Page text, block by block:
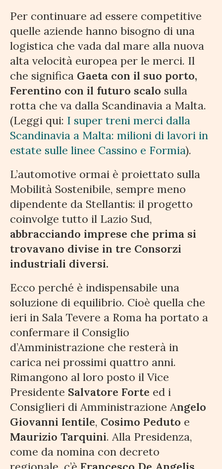
Per continuare ad essere competitive
quelle aziende hanno bisogno di una
logistica che vada dal mare alla nuova
alta velocità europea per le merci. Il
che significa Gaeta con il suo porto,
Ferentino con il futuro scalo sulla
rotta che va dalla Scandinavia a Malta.
(Leggi qui: I super treni merci dalla
Scandinavia a Malta: milioni di lavori in
estate sulle linee Cassino e Formia).
L’automotive ormai è proiettato sulla
Mobilità Sostenibile, sempre meno
dipendente da Stellantis: il progetto
coinvolge tutto il Lazio Sud,
abbracciando imprese che prima si
trovavano divise in tre Consorzi
industriali diversi.
Ecco perché è indispensabile una
soluzione di equilibrio. Cioè quella che
ieri in Sala Tevere a Roma ha portato a
confermare il Consiglio
d’Amministrazione che resterà in
carica nei prossimi quattro anni.
Rimangono al loro posto il Vice
Presidente Salvatore Forte ed i
Consiglieri di Amministrazione Angelo
Giovanni Ientile, Cosimo Peduto e
Maurizio Tarquini. Alla Presidenza,
come da nomina con decreto